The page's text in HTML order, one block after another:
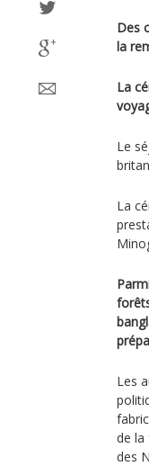
Des
la
La
Le
La
Les
de la
des